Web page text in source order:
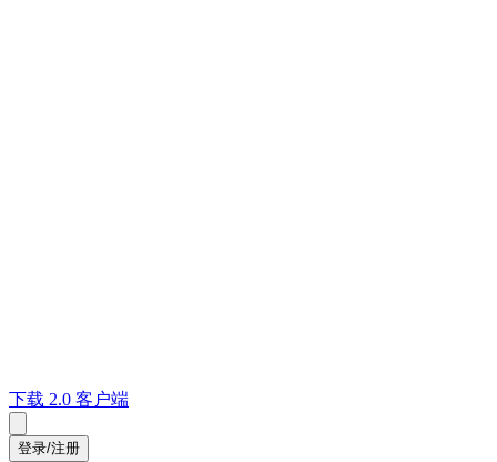
下载 2.0 客户端
登录/注册